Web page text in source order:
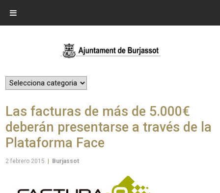
Las facturas de más de 5.000€
deberán presentarse a través de la
Plataforma Face
2 febrero 2015 Burjassot